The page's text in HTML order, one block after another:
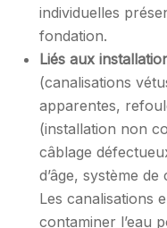
individuelles
fondation.
Liés aux
(canalisations
apparentes,
(installation non
câblage
d’âge, système
Les canalisations
contaminer l’eau